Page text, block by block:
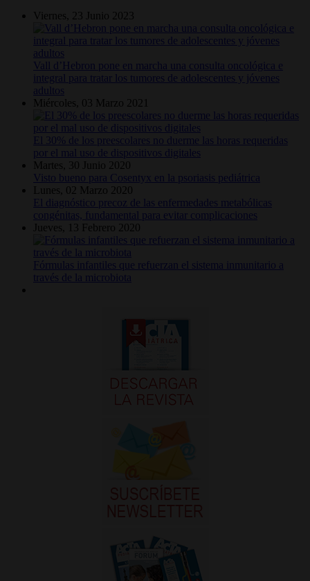
Viernes, 23 Junio 2023
Vall d’Hebron pone en marcha una consulta oncológica e
integral para tratar los tumores de adolescentes y jóvenes
adultos
Miércoles, 03 Marzo 2021
El 30% de los preescolares no duerme las horas requeridas
por el mal uso de dispositivos digitales
Martes, 30 Junio 2020
Visto bueno para Cosentyx en la psoriasis pediátrica
Lunes, 02 Marzo 2020
El diagnóstico precoz de las enfermedades metabólicas
congénitas, fundamental para evitar complicaciones
Jueves, 13 Febrero 2020
Fórmulas infantiles que refuerzan el sistema inmunitario a
través de la microbiota